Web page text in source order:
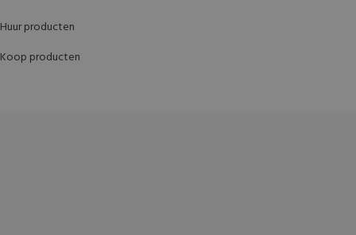
Huur producten
Koop producten